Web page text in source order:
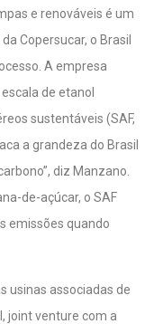
e renováveis é um
Copersucar, o Brasil
A empresa
de etanol
sustentáveis (SAF,
a grandeza do Brasil
diz Manzano.
de-açúcar, o SAF
emissões quando
usinas associadas de
joint venture com a